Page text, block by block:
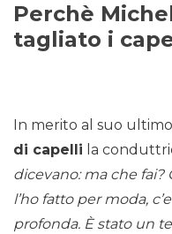
Perchè
tagliato i
In merito al suo
di capelli la
dicevano: ma che
l’ho fatto per moda,
profonda. È stato un